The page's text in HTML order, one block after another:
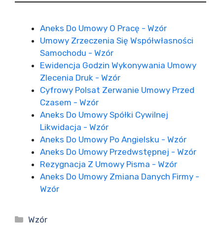
Aneks Do Umowy O Pracę - Wzór
Umowy Zrzeczenia Się Współwłasności
Samochodu - Wzór
Ewidencja Godzin Wykonywania Umowy
Zlecenia Druk - Wzór
Cyfrowy Polsat Zerwanie Umowy Przed
Czasem - Wzór
Aneks Do Umowy Spółki Cywilnej
Likwidacja - Wzór
Aneks Do Umowy Po Angielsku - Wzór
Aneks Do Umowy Przedwstępnej - Wzór
Rezygnacja Z Umowy Pisma - Wzór
Aneks Do Umowy Zmiana Danych Firmy -
Wzór
Kategorie
Wzór